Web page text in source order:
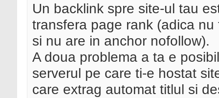
Un backlink spre site-ul tau
transfera page rank (adica
si nu are in anchor nofollow).
A doua problema a ta e
serverul pe care ti-e hostat
care extrag automat titlul si